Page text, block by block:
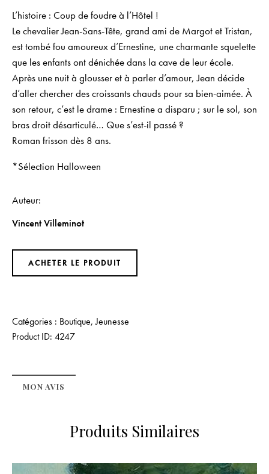
L’histoire : Coup de foudre à l’Hôtel !
Le chevalier Jean-Sans-Tête, grand ami de Margot et Tristan,
est tombé fou amoureux d’Ernestine, une charmante squelette
que les enfants ont dénichée dans la cave de leur école.
Après une nuit à glousser et à parler d’amour, Jean décide
d’aller chercher des croissants chauds pour sa bien-aimée. À
son retour, c’est le drame : Ernestine a disparu ; sur le sol, son
bras droit désarticulé… Que s’est-il passé ?
Roman frisson dès 8 ans.
*Sélection Halloween
Auteur
Vincent Villeminot
ACHETER LE PRODUIT
Catégories : Boutique,Jeunesse
Product ID: 4247
MON AVIS
Produits Similaires